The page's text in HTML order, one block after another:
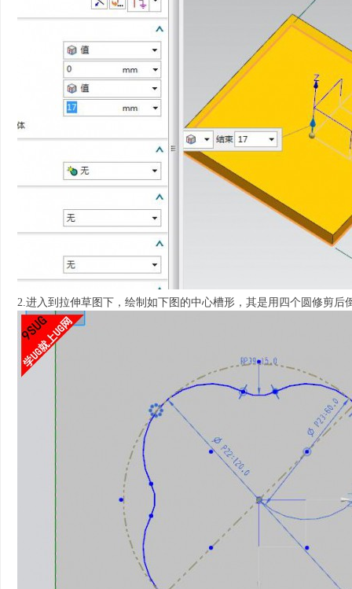
2.进入到拉伸草图下，绘制如下图的中心槽形，其是用四个圆修剪后